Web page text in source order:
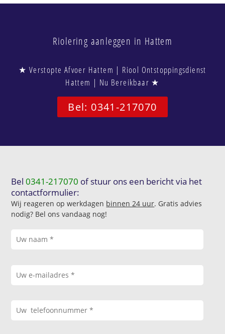
Riolering aanleggen in Hattem
★ Verstopte Afvoer Hattem | Riool Ontstoppingsdienst
Hattem | Nu Bereikbaar ★
Bel: 0341-217070
Bel0341-217070 of stuur ons een bericht via het
contactformulier:
Wij reageren op werkdagen binnen 24 uur. Gratis advies
nodig? Bel ons vandaag nog!